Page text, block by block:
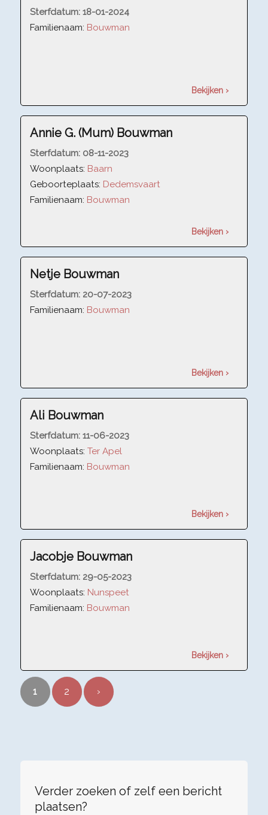
Sterfdatum: 18-01-2024
Familienaam: Bouwman
Bekijken ›
Annie G. (Mum) Bouwman
Sterfdatum: 08-11-2023
Woonplaats: Baarn
Geboorteplaats: Dedemsvaart
Familienaam: Bouwman
Bekijken ›
Netje Bouwman
Sterfdatum: 20-07-2023
Familienaam: Bouwman
Bekijken ›
Ali Bouwman
Sterfdatum: 11-06-2023
Woonplaats: Ter Apel
Familienaam: Bouwman
Bekijken ›
Jacobje Bouwman
Sterfdatum: 29-05-2023
Woonplaats: Nunspeet
Familienaam: Bouwman
Bekijken ›
1 2 ›
Verder zoeken of zelf een bericht
plaatsen?